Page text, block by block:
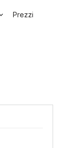
Prezzi